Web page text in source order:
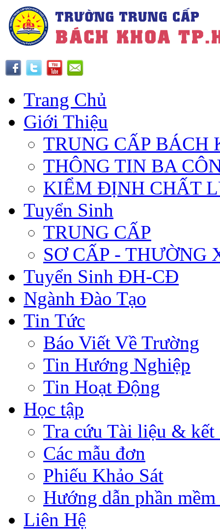
Trang Chủ
Giới Thiệu
TRUNG CẤP BÁCH
THÔNG TIN BA
KIỂM ĐỊNH CHẤT
Tuyển Sinh
TRUNG CẤP
SƠ CẤP - THƯỜNG
Tuyển Sinh ĐH-CĐ
Ngành Đào Tạo
Tin Tức
Báo Viết Về Trường
Tin Hướng Nghiệp
Tin Hoạt Động
Học tập
Tra cứu Tài liệu & kết
Các mẫu đơn
Phiếu Khảo Sát
Hướng dẫn phần
Liên Hệ